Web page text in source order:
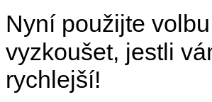
Nyní použijte volbu
vyzkoušet, jestli
rychlejší!